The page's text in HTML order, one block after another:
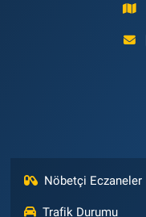
Nöbetçi Eczaneler
Trafik Durumu